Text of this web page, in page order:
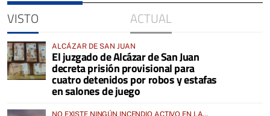
VISTO ACTUAL
ALCÁZAR DE SAN JUAN
El juzgado de Alcázar de San Juan
decreta prisión provisional para
cuatro detenidos por robos y estafas
en salones de juego
NO EXISTE NINGÚN INCENDIO ACTIVO EN LA